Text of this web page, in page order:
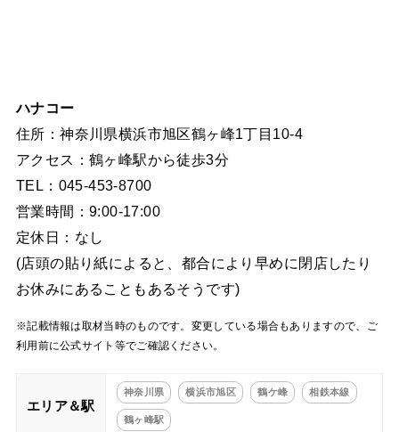
ハナコー
住所：神奈川県横浜市旭区鶴ヶ峰1丁目10-4
アクセス：鶴ヶ峰駅から徒歩3分
TEL：045-453-8700
営業時間：9:00-17:00
定休日：なし
(店頭の貼り紙によると、都合により早めに閉店したり
お休みにあることもあるそうです)
※記載情報は取材当時のものです。変更している場合もありますので、ご
利用前に公式サイト等でご確認ください。
エリア＆駅
神奈川県 横浜市旭区 鶴ケ峰 相鉄本線
鶴ヶ峰駅